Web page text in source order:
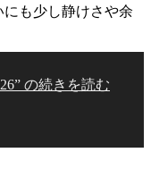
も少し静けさや余
の続きを読む